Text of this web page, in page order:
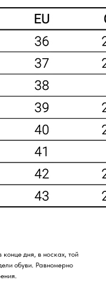
дня, в носках, той
обуви. Равномерно